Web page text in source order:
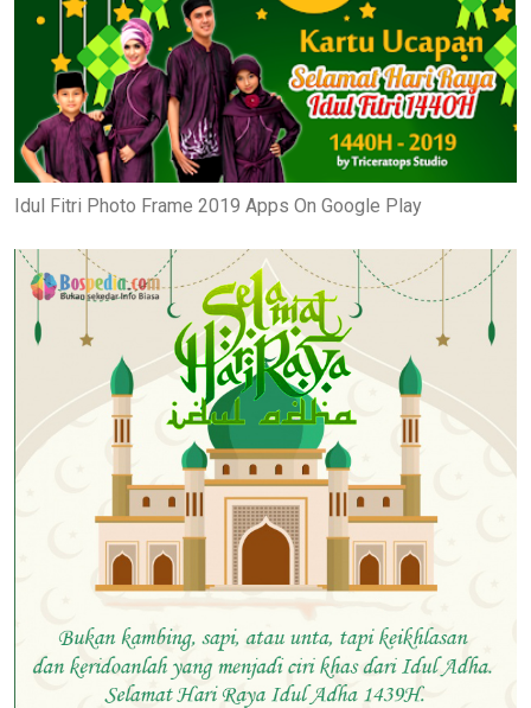
Idul Fitri Photo Frame 2019 Apps On Google Play